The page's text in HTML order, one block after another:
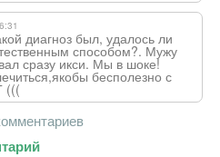
диагноз был, удалось ли
способом?. Мужу
сразу икси. Мы в шоке!
бесполезно с
(((